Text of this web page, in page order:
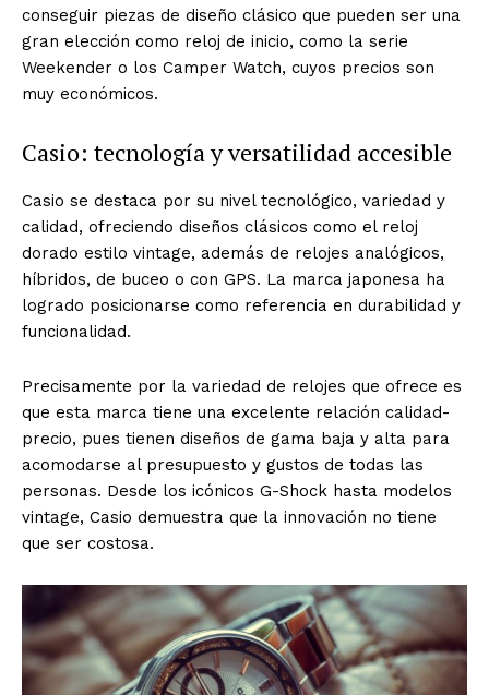
conseguir piezas de diseño clásico que pueden ser una
gran elección como reloj de inicio, como la serie
Weekender o los Camper Watch, cuyos precios son
muy económicos.
Casio: tecnología y versatilidad accesible
Casio se destaca por su nivel tecnológico, variedad y
calidad, ofreciendo diseños clásicos como el reloj
dorado estilo vintage, además de relojes analógicos,
híbridos, de buceo o con GPS. La marca japonesa ha
logrado posicionarse como referencia en durabilidad y
funcionalidad.
Precisamente por la variedad de relojes que ofrece es
que esta marca tiene una excelente relación calidad-
precio, pues tienen diseños de gama baja y alta para
acomodarse al presupuesto y gustos de todas las
personas. Desde los icónicos G-Shock hasta modelos
vintage, Casio demuestra que la innovación no tiene
que ser costosa.